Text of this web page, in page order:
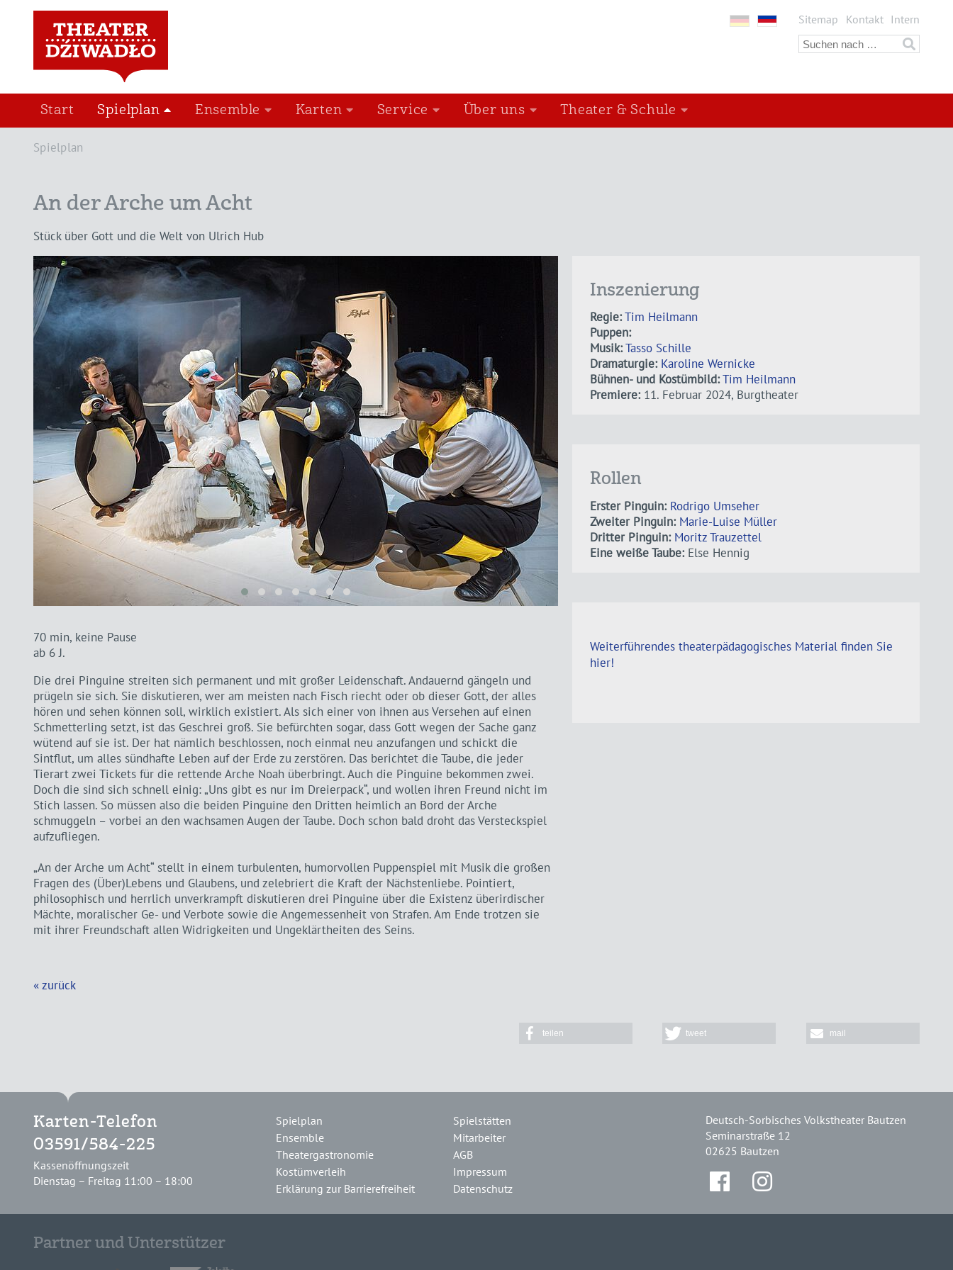
Sitemap Kontakt Intern
Start Spielplan Ensemble Karten Service Über uns Theater & Schule
Spielplan
An der Arche um Acht
Stück über Gott und die Welt von Ulrich Hub
70 min, keine Pause
ab 6 J.
Die drei Pinguine streiten sich permanent und mit großer Leidenschaft. Andauernd gängeln und
prügeln sie sich. Sie diskutieren, wer am meisten nach Fisch riecht oder ob dieser Gott, der alles
hören und sehen können soll, wirklich existiert. Als sich einer von ihnen aus Versehen auf einen
Schmetterling setzt, ist das Geschrei groß. Sie befürchten sogar, dass Gott wegen der Sache ganz
wütend auf sie ist. Der hat nämlich beschlossen, noch einmal neu anzufangen und schickt die
Sintflut, um alles sündhafte Leben auf der Erde zu zerstören. Das berichtet die Taube, die jeder
Tierart zwei Tickets für die rettende Arche Noah überbringt. Auch die Pinguine bekommen zwei.
Doch die sind sich schnell einig: „Uns gibt es nur im Dreierpack“, und wollen ihren Freund nicht im
Stich lassen. So müssen also die beiden Pinguine den Dritten heimlich an Bord der Arche
schmuggeln – vorbei an den wachsamen Augen der Taube. Doch schon bald droht das Versteckspiel
aufzufliegen.
„An der Arche um Acht“ stellt in einem turbulenten, humorvollen Puppenspiel mit Musik die großen
Fragen des (Über)Lebens und Glaubens, und zelebriert die Kraft der Nächstenliebe. Pointiert,
philosophisch und herrlich unverkrampft diskutieren drei Pinguine über die Existenz überirdischer
Mächte, moralischer Ge- und Verbote sowie die Angemessenheit von Strafen. Am Ende trotzen sie
mit ihrer Freundschaft allen Widrigkeiten und Ungeklärtheiten des Seins.
Inszenierung
Regie:Tim Heilmann
Puppen:
Musik:Tasso Schille
Dramaturgie: Karoline Wernicke
Bühnen- und Kostümbild:Tim Heilmann
Premiere:11. Februar 2024, Burgtheater
Rollen
Erster Pinguin: Rodrigo Umseher
Zweiter Pinguin: Marie-Luise Müller
Dritter Pinguin: Moritz Trauzettel
Eine weiße Taube:Else Hennig
Weiterführendes theaterpädagogisches Material finden Sie
hier!
« zurück
teilen tweet mail
Karten-Telefon
03591/584-225
Kassenöffnungszeit
Dienstag – Freitag 11:00 – 18:00
Spielplan
Ensemble
Theatergastronomie
Kostümverleih
Erklärung zur Barrierefreiheit
Spielstätten
Mitarbeiter
AGB
Impressum
Datenschutz
Deutsch-Sorbisches Volkstheater Bautzen
Seminarstraße 12
02625 Bautzen
Partner und Unterstützer